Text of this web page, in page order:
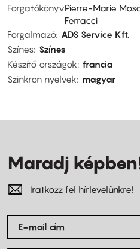
ForgatókönyvPierre-Marie
Ferracci
Forgalmazó ADS Service Kft.
Színes Színes
Készítő országok francia
Szinkron nyelvek
magyar
Maradj
Iratkozz fel hírlevelünkre!